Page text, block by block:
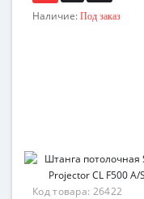
Наличие: Под заказ
Код товара: 26422